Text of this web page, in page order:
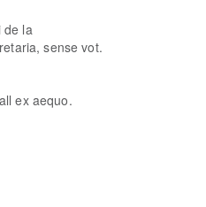
de la
sense vot.
ex aequo.